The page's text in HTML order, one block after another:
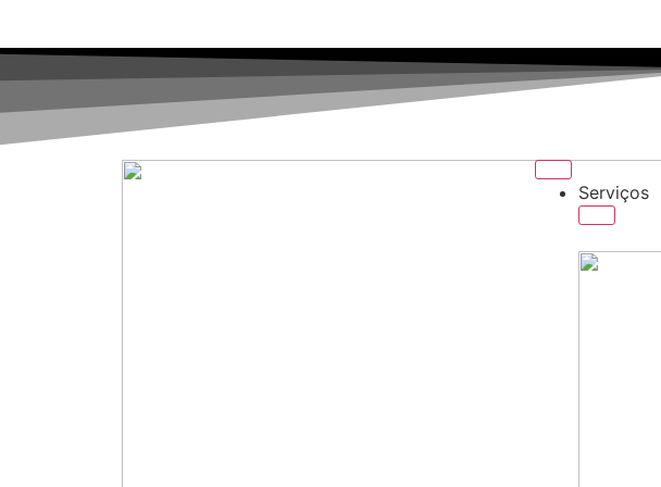
Serviços